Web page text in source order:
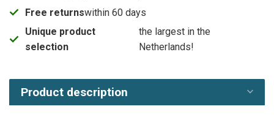
Free returnswithin 60 days
Unique product
selection
the largest in the
Netherlands!
Product description